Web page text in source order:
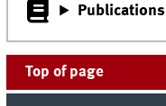
Publications
Top of page